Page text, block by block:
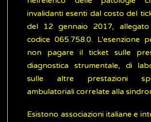
invalidanti esenti dal costo del
del 12 gennaio 2017,
codice 065.758.0. L'esenzione
non pagare il ticket sulle
diagnostica strumentale, di
sulle altre prestazioni
ambulatoriali correlate alla
Esistono associazioni italiane e